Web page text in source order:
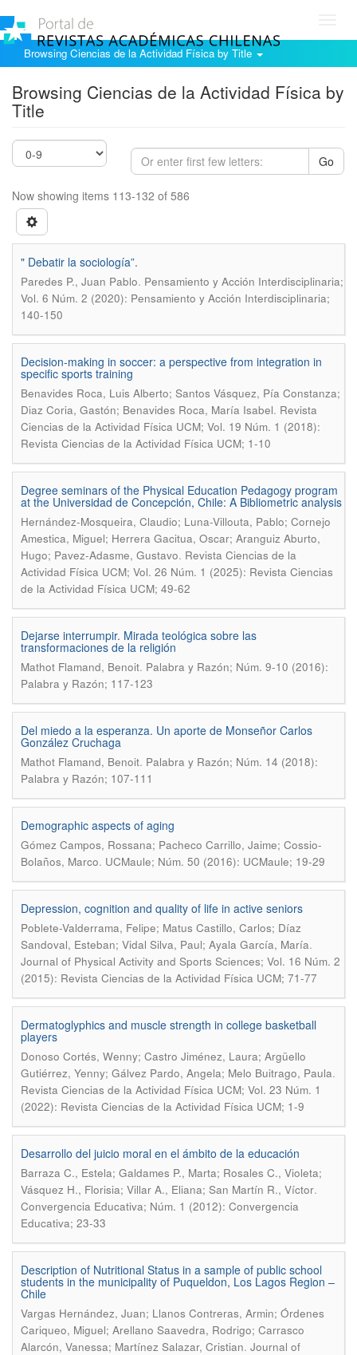
Browsing Ciencias de la Actividad Física by Title
Browsing Ciencias de la Actividad Física by
Title
Go
Now showing items 113-132 of 586
" Debatir la sociología”.
Paredes P., Juan Pablo. Pensamiento y Acción Interdisciplinaria;
Vol. 6 Núm. 2 (2020): Pensamiento y Acción Interdisciplinaria;
140-150
Decision-making in soccer: a perspective from integration in
specific sports training
Benavides Roca, Luis Alberto; Santos Vásquez, Pía Constanza;
Diaz Coria, Gastón; Benavides Roca, María Isabel. Revista
Ciencias de la Actividad Física UCM; Vol. 19 Núm. 1 (2018):
Revista Ciencias de la Actividad Física UCM; 1-10
Degree seminars of the Physical Education Pedagogy program
at the Universidad de Concepción, Chile: A Bibliometric analysis
Hernández-Mosqueira, Claudio; Luna-Villouta, Pablo; Cornejo
Amestica, Miguel; Herrera Gacitua, Oscar; Aranguiz Aburto,
Hugo; Pavez-Adasme, Gustavo. Revista Ciencias de la
Actividad Física UCM; Vol. 26 Núm. 1 (2025): Revista Ciencias
de la Actividad Física UCM; 49-62
Dejarse interrumpir. Mirada teológica sobre las
transformaciones de la religión
Mathot Flamand, Benoit. Palabra y Razón; Núm. 9-10 (2016):
Palabra y Razón; 117-123
Del miedo a la esperanza. Un aporte de Monseñor Carlos
González Cruchaga
Mathot Flamand, Benoit. Palabra y Razón; Núm. 14 (2018):
Palabra y Razón; 107-111
Demographic aspects of aging
Gómez Campos, Rossana; Pacheco Carrillo, Jaime; Cossio-
Bolaños, Marco. UCMaule; Núm. 50 (2016): UCMaule; 19-29
Depression, cognition and quality of life in active seniors
Poblete-Valderrama, Felipe; Matus Castillo, Carlos; Díaz
Sandoval, Esteban; Vidal Silva, Paul; Ayala García, María.
Journal of Physical Activity and Sports Sciences; Vol. 16 Núm. 2
(2015): Revista Ciencias de la Actividad Física UCM; 71-77
Dermatoglyphics and muscle strength in college basketball
players
Donoso Cortés, Wenny; Castro Jiménez, Laura; Argüello
Gutiérrez, Yenny; Gálvez Pardo, Angela; Melo Buitrago, Paula.
Revista Ciencias de la Actividad Física UCM; Vol. 23 Núm. 1
(2022): Revista Ciencias de la Actividad Física UCM; 1-9
Desarrollo del juicio moral en el ámbito de la educación
Barraza C., Estela; Galdames P., Marta; Rosales C., Violeta;
Vásquez H., Florisia; Villar A., Eliana; San Martín R., Víctor.
Convergencia Educativa; Núm. 1 (2012): Convergencia
Educativa; 23-33
Description of Nutritional Status in a sample of public school
students in the municipality of Puqueldon, Los Lagos Region –
Chile
Vargas Hernández, Juan; Llanos Contreras, Armin; Órdenes
Cariqueo, Miguel; Arellano Saavedra, Rodrigo; Carrasco
Alarcón, Vanessa; Martínez Salazar, Cristian. Journal of